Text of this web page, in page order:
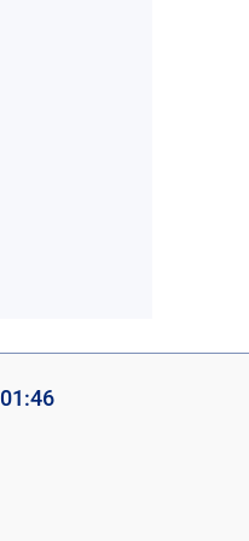
01:46